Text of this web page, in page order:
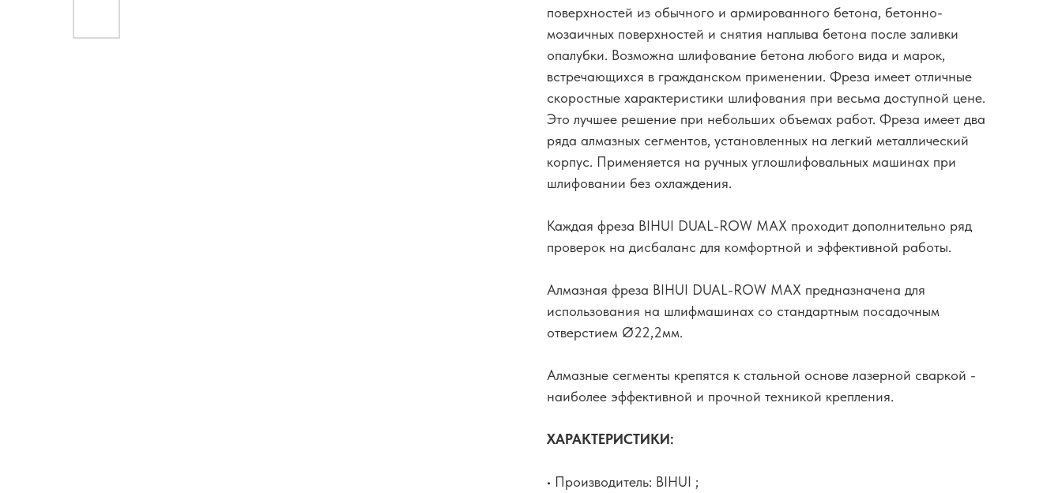
поверхностей из обычного и армированного бетона, бетонно-
мозаичных поверхностей и снятия наплыва бетона после заливки
опалубки. Возможна шлифование бетона любого вида и марок,
встречающихся в гражданском применении. Фреза имеет отличные
скоростные характеристики шлифования при весьма доступной цене.
Это лучшее решение при небольших объемах работ. Фреза имеет два
ряда алмазных сегментов, установленных на легкий металлический
корпус. Применяется на ручных углошлифовальных машинах при
шлифовании без охлаждения.
Каждая фреза BIHUI DUAL-ROW MAX проходит дополнительно ряд
проверок на дисбаланс для комфортной и эффективной работы.
Алмазная фреза BIHUI DUAL-ROW MAX предназначена для
использования на шлифмашинах со стандартным посадочным
отверстием Ø22,2мм.
Алмазные сегменты крепятся к стальной основе лазерной сваркой -
наиболее эффективной и прочной техникой крепления.
ХАРАКТЕРИСТИКИ:
• Производитель: BIHUI ;